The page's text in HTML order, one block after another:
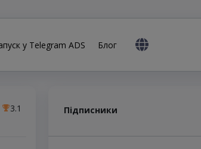
у Telegram ADS Блог
3.1 Підписники